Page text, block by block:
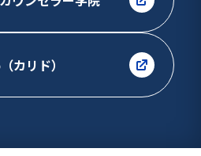
カリド）